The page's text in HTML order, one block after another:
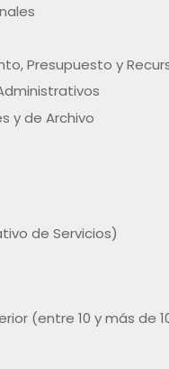
Presupuesto y
y de Archivo
de Servicios)
(entre 10 y más de